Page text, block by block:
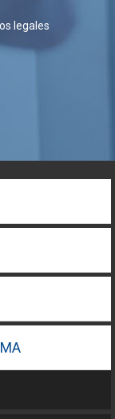
legales